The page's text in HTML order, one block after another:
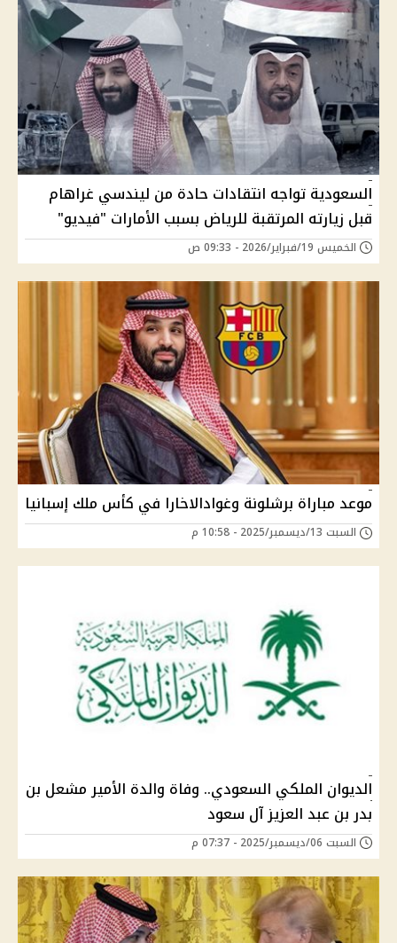
السعودية تواجه انتقادات حادة من ليندسي غراهام
قبل زيارته المرتقبة للرياض بسبب الأمارات "فيديو"
الخميس 19/فبراير/2026 - 09:33 ص
موعد مباراة برشلونة وغوادالاخارا في كأس ملك إسبانيا
السبت 13/ديسمبر/2025 - 10:58 م
الديوان الملكي السعودي.. وفاة والدة الأمير مشعل بن
بدر بن عبد العزيز آل سعود
السبت 06/ديسمبر/2025 - 07:37 م